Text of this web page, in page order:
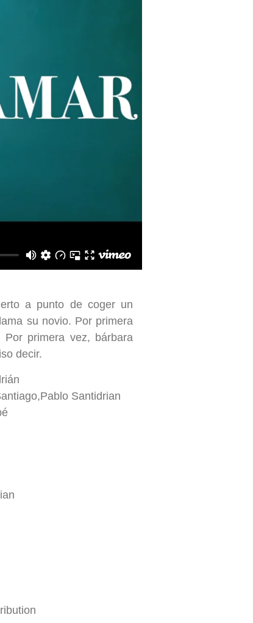
a punto de coger un
su novio. Por primera
primera vez, bárbara
decir.
Santidrian